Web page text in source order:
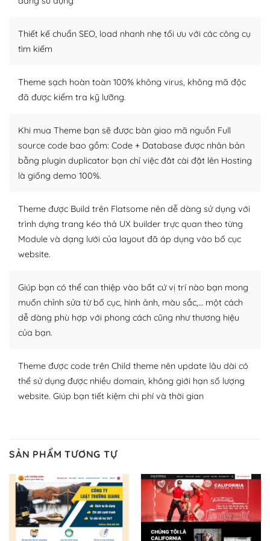
WordPress là nơi lưu trữ cho một diễn đàn cộng đồng
khổng lồ được kiểm duyệt bởi các nhân viên và những
Nếu bạn gặp khó khăn, bạn có thể lên mạng và tìm
kiếm những cộng đồng WordPress, họ sẽ giúp bạn trả
Cộng đồng sử dụng WordPress sẵn sàng hỗ trợ bạn
– Đa dạng plugin và themes
WordPress để tăng thêm các tính năng cần thiết. Có
nhiều plugin trả phí hoặc miễn phí.
Nhờ lượng người dùng đông đảo, thư viện themes và
plugin của WordPress rất phong phú. Bạn có thể thỏa
lập website của mình.
WordPress đa dạng plugin và themes
– Dễ sử dụng
Với mọi Hosting bất kỳ thì WordPress đều có thể dễ
dàng thiết lập vì thực tế nó đã cung cấp khoảng 60%
toàn bộ web.
Dễ dàng lựa chọn Hosting cho website WordPress
– Bảo mật cực tốt
Vì WordPress hiện là nền tảng xây dựng trang web và
blog lớn nhất trên thế giới, quan trọng nhất là bảo vệ
nội dung của mình khỏi các cuộc tấn công spam.
Thiết kế chuẩn SEO, load nhanh nhẹ tối ưu với các công cụ
tìm kiếm
Theme sạch hoàn toàn 100% không virus, không mã độc
đã được kiểm tra kỹ lưỡng.
Khi mua Theme bạn sẽ được bàn giao mã nguồn Full
source code bao gồm: Code + Database được nhân bản
bằng plugin duplicator bạn chỉ việc đăt cài đặt lên Hosting
là giống demo 100%.
Theme được Build trên Flatsome nên dễ dàng sử dụng với
trình dựng trang kéo thả UX builder trực quan theo từng
Module và dạng lưới của layout đã áp dụng vào bố cục
website.
Giúp bạn có thể can thiệp vào bất cứ vị trí nào bạn mong
muốn chỉnh sửa từ bố cục, hình ảnh, màu sắc,… một cách
dễ dàng phù hợp với phong cách cũng như thương hiệu
của bạn.
Theme được code trên Child theme nên update lâu dài có
thể sử dụng được nhiều domain, không giới hạn số lượng
website. Giúp bạn tiết kiệm chi phí và thời gian
SẢN PHẨM TƯƠNG TỰ